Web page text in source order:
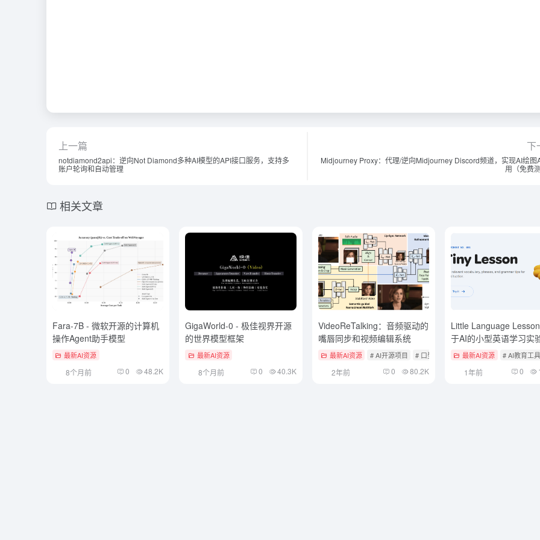
上一篇
notdiamond2api：逆向Not Diamond多种AI模型的API接口服务，支持多
账户轮询和自动管理
下
Midjourney Proxy：代理/逆向Midjourney Discord频道，实现AI绘图
用（免费
相关文章
Fara-7B - 微软开源的计算机
操作Agent助手模型
最新AI资源
8个月前 0 48.2K
GigaWorld-0 - 极佳视界开源
的世界模型框架
最新AI资源
8个月前 0 40.3K
VideoReTalking：音频驱动的
嘴唇同步和视频编辑系统
最新AI资源 # AI开源项目 # 口型同步
2年前 0 80.2K
Little Language
于AI的小型英语学习实
最新AI资源 # AI教育工具
1年前 0